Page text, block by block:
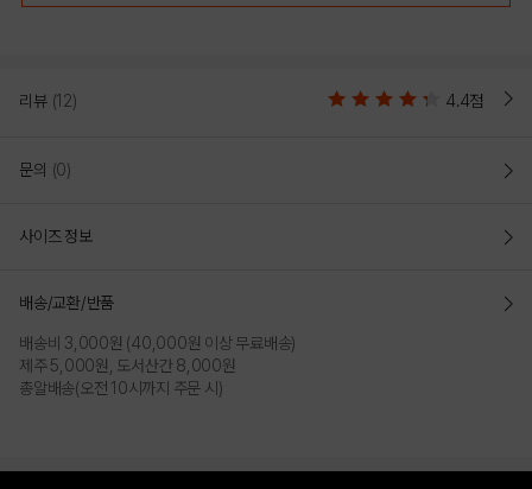
리뷰 (12) 4.4점
문의 (0)
사이즈 정보
배송/교환/반품
배송비 3,000원 (40,000원 이상 무료배송)
제주 5,000원, 도서산간 8,000원
총알배송(오전 10시까지 주문 시)